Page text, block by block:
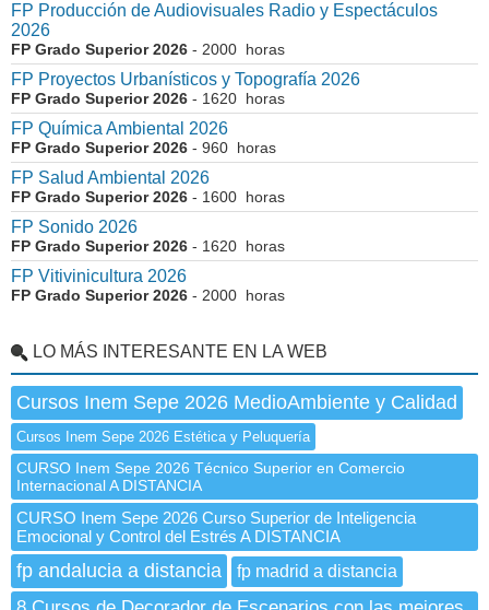
FP Producción de Audiovisuales Radio y Espectáculos
2026
FP Grado Superior 2026 - 2000 horas
FP Proyectos Urbanísticos y Topografía 2026
FP Grado Superior 2026 - 1620 horas
FP Química Ambiental 2026
FP Grado Superior 2026 - 960 horas
FP Salud Ambiental 2026
FP Grado Superior 2026 - 1600 horas
FP Sonido 2026
FP Grado Superior 2026 - 1620 horas
FP Vitivinicultura 2026
FP Grado Superior 2026 - 2000 horas
LO MÁS INTERESANTE EN LA WEB
Cursos Inem Sepe 2026 MedioAmbiente y Calidad
Cursos Inem Sepe 2026 Estética y Peluquería
CURSO Inem Sepe 2026 Técnico Superior en Comercio
Internacional A DISTANCIA
CURSO Inem Sepe 2026 Curso Superior de Inteligencia
Emocional y Control del Estrés A DISTANCIA
fp andalucia a distancia fp madrid a distancia